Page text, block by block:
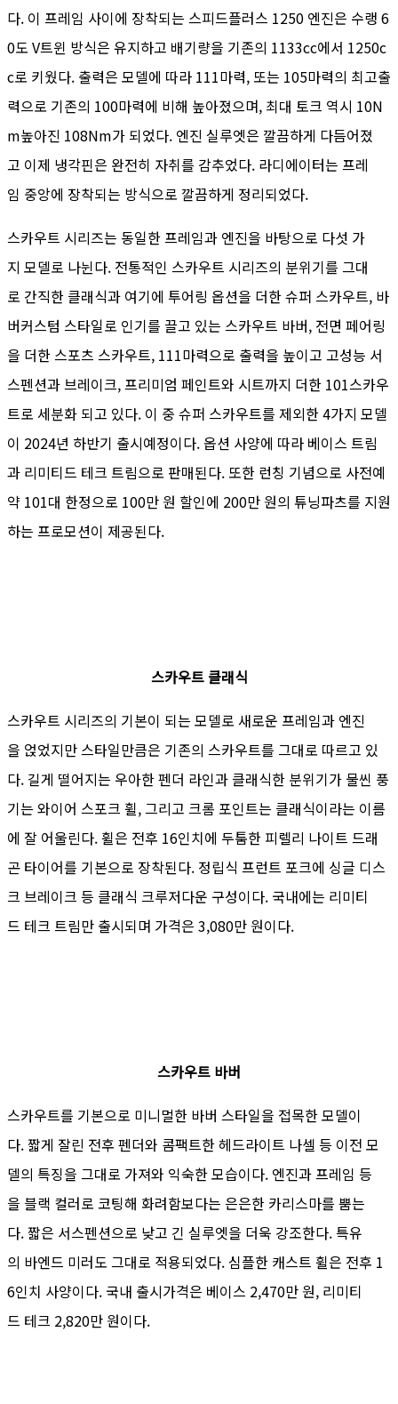
다. 이 프레임 사이에 장착되는 스피드플러스 1250 엔진은 수랭 6
0도 V트윈 방식은 유지하고 배기량을 기존의 1133cc에서 1250c
c로 키웠다. 출력은 모델에 따라 111마력, 또는 105마력의 최고출
력으로 기존의 100마력에 비해 높아졌으며, 최대 토크 역시 10N
m높아진 108Nm가 되었다. 엔진 실루엣은 깔끔하게 다듬어졌
고 이제 냉각핀은 완전히 자취를 감추었다. 라디에이터는 프레
임 중앙에 장착되는 방식으로 깔끔하게 정리되었다.
스카우트 시리즈는 동일한 프레임과 엔진을 바탕으로 다섯 가
지 모델로 나뉜다. 전통적인 스카우트 시리즈의 분위기를 그대
로 간직한 클래식과 여기에 투어링 옵션을 더한 슈퍼 스카우트, 바
버커스텀 스타일로 인기를 끌고 있는 스카우트 바버, 전면 페어링
을 더한 스포츠 스카우트, 111마력으로 출력을 높이고 고성능 서
스펜션과 브레이크, 프리미엄 페인트와 시트까지 더한 101스카우
트로 세분화 되고 있다. 이 중 슈퍼 스카우트를 제외한 4가지 모델
이 2024년 하반기 출시예정이다. 옵션 사양에 따라 베이스 트림
과 리미티드 테크 트림으로 판매된다. 또한 런칭 기념으로 사전예
약 101대 한정으로 100만 원 할인에 200만 원의 튜닝파츠를 지원
하는 프로모션이 제공된다.
스카우트 클래식
스카우트 시리즈의 기본이 되는 모델로 새로운 프레임과 엔진
을 얹었지만 스타일만큼은 기존의 스카우트를 그대로 따르고 있
다. 길게 떨어지는 우아한 펜더 라인과 클래식한 분위기가 물씬 풍
기는 와이어 스포크 휠, 그리고 크롬 포인트는 클래식이라는 이름
에 잘 어울린다. 휠은 전후 16인치에 두툼한 피렐리 나이트 드래
곤 타이어를 기본으로 장착된다. 정립식 프런트 포크에 싱글 디스
크 브레이크 등 클래식 크루저다운 구성이다. 국내에는 리미티
드 테크 트림만 출시되며 가격은 3,080만 원이다.
스카우트 바버
스카우트를 기본으로 미니멀한 바버 스타일을 접목한 모델이
다. 짧게 잘린 전후 펜더와 콤팩트한 헤드라이트 나셀 등 이전 모
델의 특징을 그대로 가져와 익숙한 모습이다. 엔진과 프레임 등
을 블랙 컬러로 코팅해 화려함보다는 은은한 카리스마를 뿜는
다. 짧은 서스펜션으로 낮고 긴 실루엣을 더욱 강조한다. 특유
의 바엔드 미러도 그대로 적용되었다. 심플한 캐스트 휠은 전후 1
6인치 사양이다. 국내 출시가격은 베이스 2,470만 원, 리미티
드 테크 2,820만 원이다.